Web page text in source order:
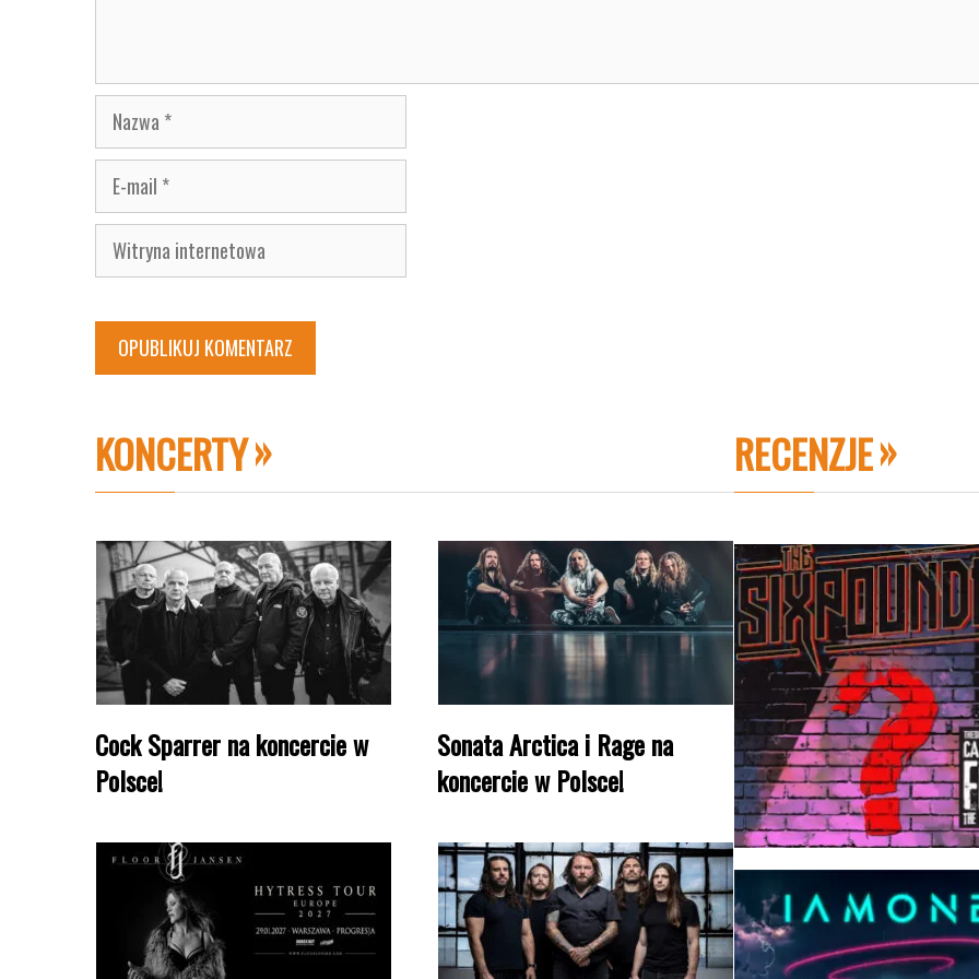
Nazwa
E-
mail
Witryna
internetowa
KONCERTY
Cock Sparrer na koncercie w
Polsce!
Sonata Arctica i Rage na
koncercie w Polsce!
RECENZJE